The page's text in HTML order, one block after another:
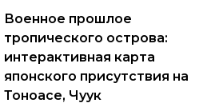
Военное прошлое
тропического острова:
интерактивная карта
японского присутствия на
Тоноасе, Чуук